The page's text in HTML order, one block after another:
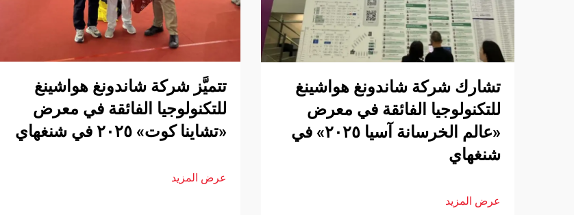
تشارك شركة شاندونغ هواشينغ
للتكنولوجيا الفائقة في معرض
«عالم الخرسانة آسيا ٢٠٢٥» في
شنغهاي
عرض المزيد
تتميَّز شركة شاندونغ هواشينغ
للتكنولوجيا الفائقة في معرض
«تشاينا كوت» ٢٠٢٥ في شنغهاي
عرض المزيد